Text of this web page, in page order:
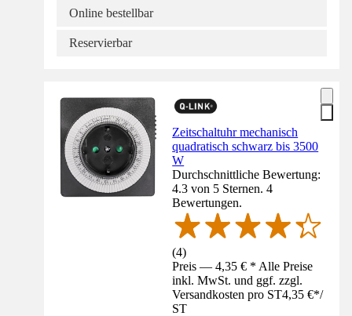
Online bestellbar
Reservierbar
Zeitschaltuhr mechanisch
quadratisch schwarz bis 3500
W
Durchschnittliche Bewertung:
4.3 von 5 Sternen. 4
Bewertungen.
(4)
Preis — 4,35 € * Alle Preise
inkl. MwSt. und ggf. zzgl.
Versandkosten pro ST4,35 €*/
ST